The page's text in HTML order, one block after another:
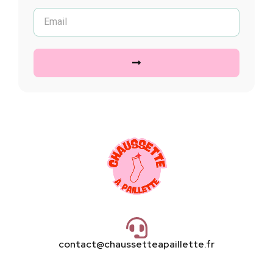
contact@chaussetteapaillette.fr